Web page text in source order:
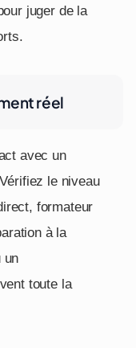
juger de la
réel
avec un
le niveau
formateur
à la
un
toute la